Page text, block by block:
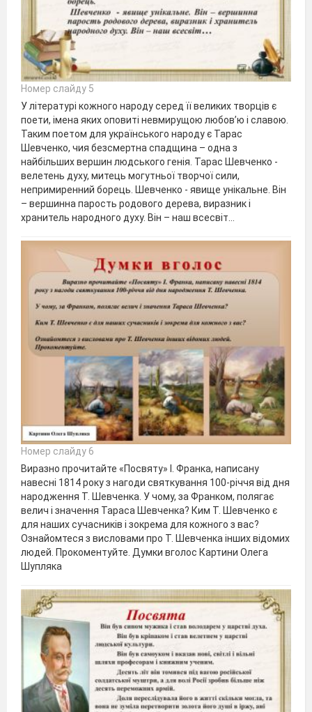
Номер слайду 5
У літературі кожного народу серед її великих творців є
поети, імена яких оповиті невмирущою любов’ю і славою.
Таким поетом для українського народу є Тарас
Шевченко, чия безсмертна спадщина – одна з
найбільших вершин людського генія. Тарас Шевченко -
велетень духу, митець могутньої творчої сили,
непримиренний борець. Шевченко - явище унікальне. Він
– вершинна парость родового дерева, виразник і
хранитель народного духу. Він – наш всесвіт…
Номер слайду 6
Виразно прочитайте «Посвяту» І. Франка, написану
навесні 1814 року з нагоди святкування 100-річчя від дня
народження Т. Шевченка. У чому, за Франком, полягає
велич і значення Тараса Шевченка? Ким Т. Шевченко є
для наших сучасників і зокрема для кожного з вас?
Ознайомтеся з висловами про Т. Шевченка інших відомих
людей. Прокоментуйте. Думки вголос Картини Олега
Шупляка